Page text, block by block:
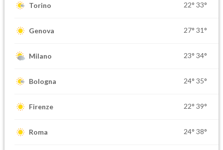
Torino 22° 33°
Genova 27° 31°
Milano 23° 34°
Bologna 24° 35°
Firenze 22° 39°
Roma 24° 38°